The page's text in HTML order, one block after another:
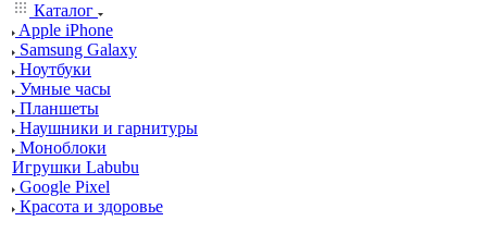
Каталог
Apple iPhone
Samsung Galaxy
Ноутбуки
Умные часы
Планшеты
Наушники и гарнитуры
Моноблоки
Игрушки Labubu
Google Pixel
Красота и здоровье